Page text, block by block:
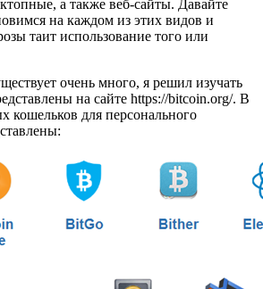
а также веб-сайты. Давайте
на каждом из этих видов и
таит использование того или
очень много, я решил изучать
на сайте https://bitcoin.org/. В
кошельков для персонального